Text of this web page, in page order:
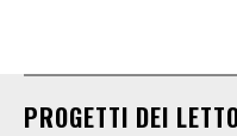
PROGETTI DEI